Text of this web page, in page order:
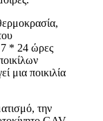
7 * 24 ώρες
μια ποικιλία
την